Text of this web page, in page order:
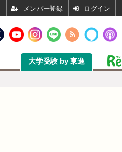
大学受験 by 東進
ログイン